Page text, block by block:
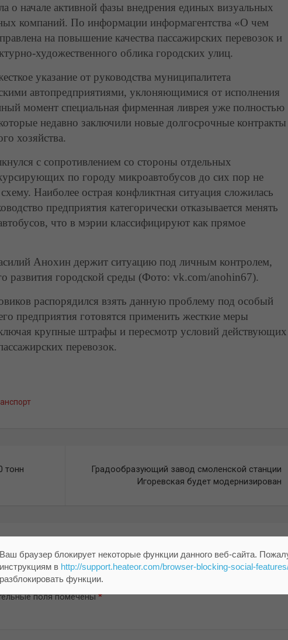
о начале активной фазы внедрения единых визуальных
компаний. По информации информагентства «О чем
на повышение качества пассажирских перевозок и
художественного облика городских улиц.
указание от руководства муниципалитета
автопредприятиями, уклоняющимися от исполнения
момент специальная фирменная ливрея уже полностью
недавно заключили новые долгосрочные контракты
хозяйства.
с сопротивлением со стороны отдельных
по городу микроавтобусов до сих пор не
Наиболее острая конфликтная ситуация сложилась
предприятия категорически отказывается менять
что в мэрии классифицируют как прямое
Анохин держит ситуацию под личным контролем,
развития городской среды (Фото: vk.com/anohin67).
распорядился взять данную проблему под особый
предприятия готовятся применить жесткие меры
крупные штрафы и пересмотр условий действующих
перевозок.
тонн
Градообразующий завод смоленской станции
Игоревская будет модернизирован
поля помечены*
Ваш браузер блокирует некоторые функции данного веб-сайта.
инструкциям в http://support.heateor.com/browser-blocking-social-
разблокировать функции.